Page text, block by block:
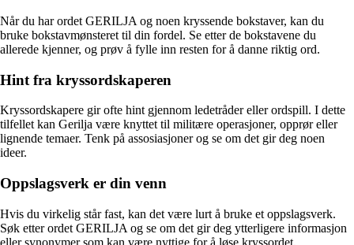
Når du har ordet GERILJA og noen kryssende bokstaver, kan du
bruke bokstavmønsteret til din fordel. Se etter de bokstavene du
allerede kjenner, og prøv å fylle inn resten for å danne riktig ord.
Hint fra kryssordskaperen
Kryssordskapere gir ofte hint gjennom ledetråder eller ordspill. I dette
tilfellet kan Gerilja være knyttet til militære operasjoner, opprør eller
lignende temaer. Tenk på assosiasjoner og se om det gir deg noen
ideer.
Oppslagsverk er din venn
Hvis du virkelig står fast, kan det være lurt å bruke et oppslagsverk.
Søk etter ordet GERILJA og se om det gir deg ytterligere informasjon
eller synonymer som kan være nyttige for å løse kryssordet.